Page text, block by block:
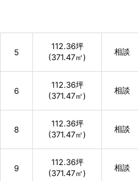
5
112.36坪
(371.47㎡)
相談
6
112.36坪
(371.47㎡)
相談
8
112.36坪
(371.47㎡)
相談
9
112.36坪
(371.47㎡)
相談